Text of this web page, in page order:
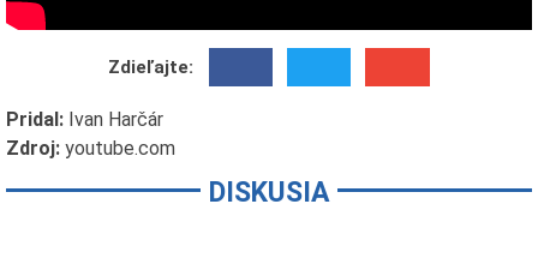
Zdieľajte:
Pridal: Ivan Harčár
Zdroj: youtube.com
DISKUSIA